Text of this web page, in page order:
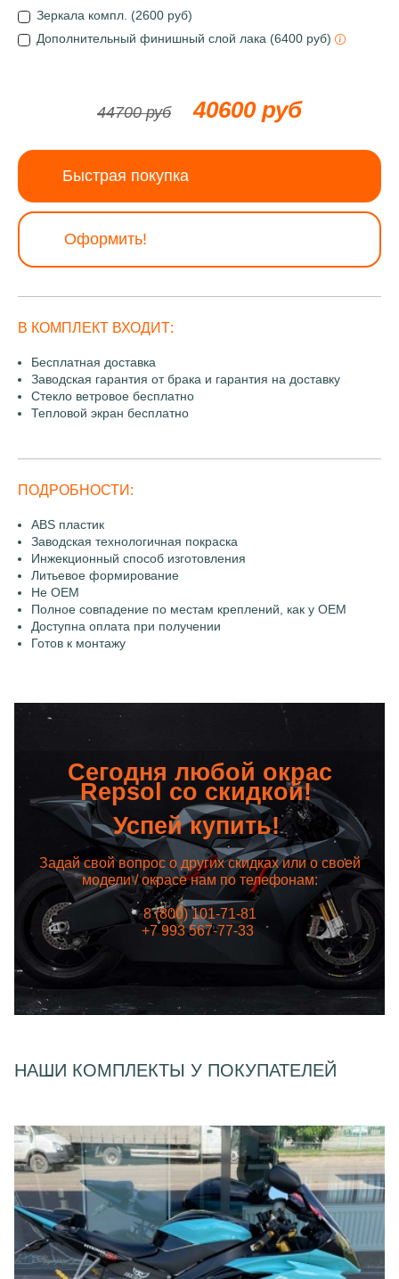
Зеркала компл. (2600 руб)
Дополнительный финишный слой лака (6400 руб)
44700 руб 40600 руб
Быстрая покупка
Оформить!
В КОМПЛЕКТ ВХОДИТ:
Бесплатная доставка
Заводская гарантия от брака и гарантия на доставку
Стекло ветровое бесплатно
Тепловой экран бесплатно
ПОДРОБНОСТИ:
ABS пластик
Заводская технологичная покраска
Инжекционный способ изготовления
Литьевое формирование
Не OEM
Полное совпадение по местам креплений, как у OEM
Доступна оплата при получении
Готов к монтажу
Сегодня любой окрас
Repsol со скидкой!
Успей купить!
Задай свой вопрос о других скидках или о своей
модели / окрасе нам по телефонам:
8 (800) 101-71-81
+7 993 567-77-33
НАШИ КОМПЛЕКТЫ У ПОКУПАТЕЛЕЙ